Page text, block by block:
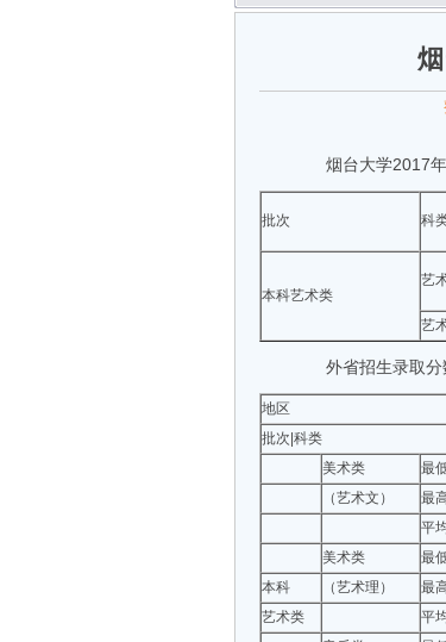
烟台大学2017年
批次 科
本科艺术类
艺
艺
外省招生录取分
地区
批次|科类
美术类
最
（艺术文）
最
平
美术类
最
本科
（艺术理） 最
艺术类
平